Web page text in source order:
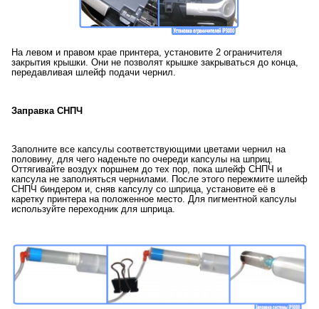
На левом и правом крае принтера, установите 2 ограничителя
закрытия крышки. Они не позволят крышке закрываться до конца,
передавливая шлейф подачи чернил.
Заправка СНПЧ
Заполните все капсулы соответствующими цветами чернил на
половину, для чего наденьте по очереди капсулы на шприц.
Оттягивайте воздух поршнем до тех пор, пока шлейф СНПЧ и
капсула не заполняться чернилами. После этого пережмите шлейф
СНПЧ биндером и, сняв капсулу со шприца, установите её в
каретку принтера на положенное место. Для пигментной капсулы
используйте переходник для шприца.